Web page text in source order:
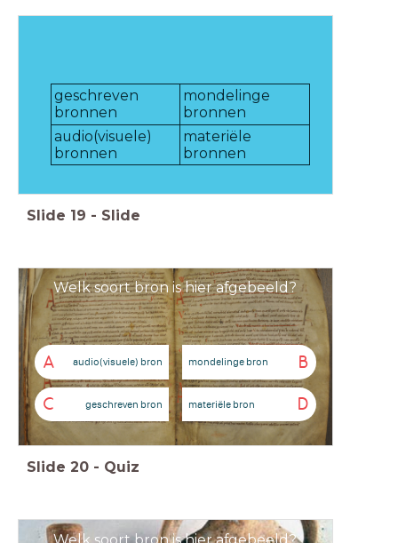
geschreven
bronnen
mondelinge
bronnen
audio(visuele)
bronnen
materiële
bronnen
Slide 19 - Slide
Welk soort bron is hier afgebeeld?
A audio(visuele) bron B
mondelinge bron
C geschreven bron D
materiële bron
Slide 20 - Quiz